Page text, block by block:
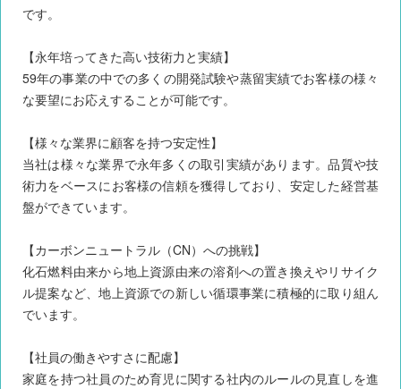
です。
【永年培ってきた高い技術力と実績】
59年の事業の中での多くの開発試験や蒸留実績でお客様の様々
な要望にお応えすることが可能です。
【様々な業界に顧客を持つ安定性】
当社は様々な業界で永年多くの取引実績があります。品質や技
術力をベースにお客様の信頼を獲得しており、安定した経営基
盤ができています。
【カーボンニュートラル（CN）への挑戦】
化石燃料由来から地上資源由来の溶剤への置き換えやリサイク
ル提案など、地上資源での新しい循環事業に積極的に取り組ん
でいます。
【社員の働きやすさに配慮】
家庭を持つ社員のため育児に関する社内のルールの見直しを進